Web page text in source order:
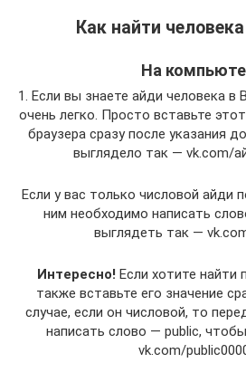
Как найти
На
1. Если вы знаете айди человека в
очень легко. Просто вставьте
браузера сразу после указания
выглядело так — vk.com/
Если у вас только числовой айди
ним необходимо написать
выглядеть так —
Интересно! Если хотите
также вставьте его значение
случае, если он числовой, то
написать слово — public,
vk.com/